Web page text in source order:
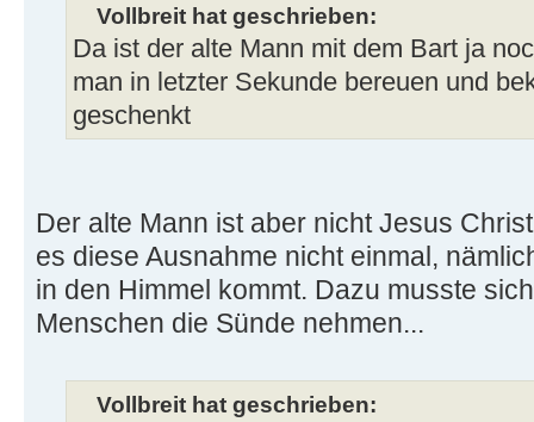
Vollbreit hat geschrieben:
Da ist der alte Mann mit dem Bart ja
man in letzter Sekunde bereuen und
geschenkt
Der alte Mann ist aber nicht Jesus
es diese Ausnahme nicht einmal,
in den Himmel kommt. Dazu musste
Menschen die Sünde nehmen...
Vollbreit hat geschrieben: